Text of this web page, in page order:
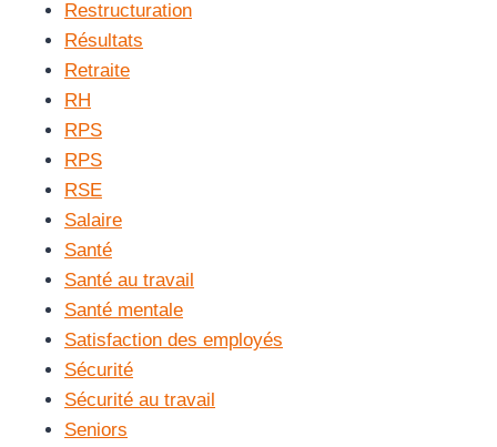
Restructuration
Résultats
Retraite
RH
RPS
RPS
RSE
Salaire
Santé
Santé au travail
Santé mentale
Satisfaction des employés
Sécurité
Sécurité au travail
Seniors